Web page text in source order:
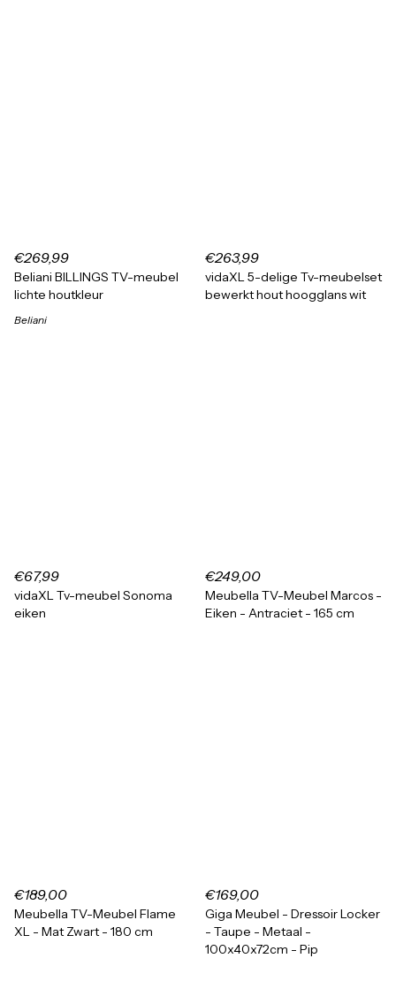
€269,99
Beliani BILLINGS TV-meubel
lichte houtkleur
Beliani
€263,99
vidaXL 5-delige Tv-meubelset
bewerkt hout hoogglans wit
€67,99
vidaXL Tv-meubel Sonoma
eiken
€249,00
Meubella TV-Meubel Marcos -
Eiken - Antraciet - 165 cm
€189,00
Meubella TV-Meubel Flame
XL - Mat Zwart - 180 cm
€169,00
Giga Meubel - Dressoir Locker
- Taupe - Metaal -
100x40x72cm - Pip